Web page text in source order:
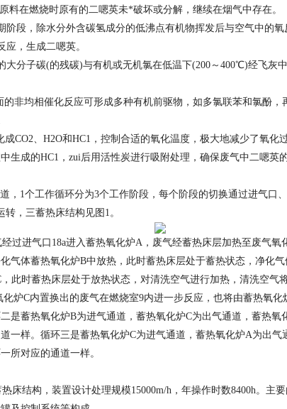
料在燃烧时原有的二嗯英未*破坏或分解，继续在烟气中存在。
阶段，除水分外含碳氢成分的低沸点有机物挥发后与空气中的
，生成二嗯英。
大分子碳(的残碳)与有机或无机氯在低温下(200～400℃)经飞灰
非均相催化反应可形成多种有机前驱物，如多氯联苯和氯酚
CO2、H2O和HC1，控制合适的氧化温度，极大地减少了氧化
生成的HC1，zui后用活性炭进行吸附处理，确保废气中二嗯英
1个工作循环分为3个工作阶段，每个阶段的切换通过进气口
，三蓄热床结构见图1。
过进气口18a进入蓄热氧化炉A，废气经蓄热床层加热至废气氧
气体蓄热氧化炉B中放热，此时蓄热床层处于蓄热状态，净化
此时蓄热床层处于放热状态，对清洗空气进行加热，清洗空气
炉C内置换出的废气在燃烧室9内进一步反应，也将由蓄热氧化
是蓄热氧化炉B为进气通道，蓄热氧化炉C为出气通道，蓄热
一样。循环三是蓄热氧化炉C为进气通道，蓄热氧化炉A为出
所对应的通道一样。
床结构，装置设计处理规模15000m/h，年操作时数8400h。主